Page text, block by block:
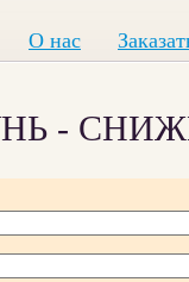
О нас
-